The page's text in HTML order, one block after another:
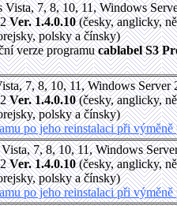
7, 8, 10, 11, Windows
Ver. 1.4.0.10(česky, anglicky,
polsky a čínsky)
verze programucablabel S3
7, 8, 10, 11, Windows Server
Ver. 1.4.0.10(česky, anglicky,
polsky a čínsky)
po jeho reinstalaci při
7, 8, 10, 11, Windows
Ver. 1.4.0.10(česky, anglicky,
polsky a čínsky)
po jeho reinstalaci při